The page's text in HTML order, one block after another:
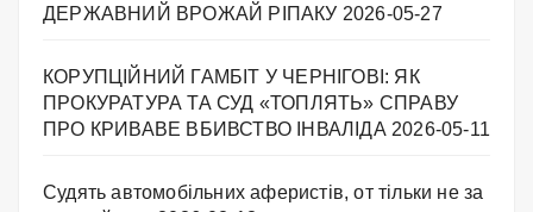
ДЕРЖАВНИЙ ВРОЖАЙ РІПАКУ ​ 2026-05-27
КОРУПЦІЙНИЙ ГАМБІТ У ЧЕРНІГОВІ: ЯК
ПРОКУРАТУРА ТА СУД «ТОПЛЯТЬ» СПРАВУ
ПРО КРИВАВЕ ВБИВСТВО ІНВАЛІДА 2026-05-11
Судять автомобільних аферистів, от тільки не за